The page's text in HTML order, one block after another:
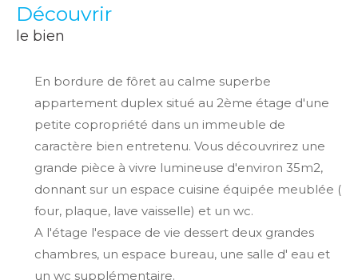
découvrir
le bien
En bordure de fôret au calme superbe
appartement duplex situé au 2ème étage d'une
petite copropriété dans un immeuble de
caractère bien entretenu. Vous découvrirez une
grande pièce à vivre lumineuse d'environ 35m2,
donnant sur un espace cuisine équipée meublée (
four, plaque, lave vaisselle) et un wc.
A l'étage l'espace de vie dessert deux grandes
chambres, un espace bureau, une salle d' eau et
un wc supplémentaire.